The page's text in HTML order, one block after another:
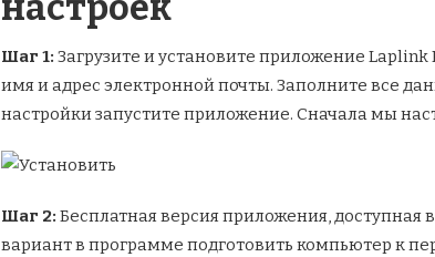
Шаг 1: Загрузите и установите приложение
имя и адрес электронной почты. Заполните все
настройки запустите приложение. Сначала мы
Шаг 2: Бесплатная версия приложения,
вариант в программе подготовить компьютер к